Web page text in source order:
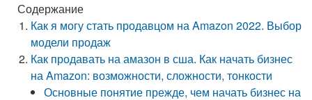
Содержание
Как я могу стать продавцом на Amazon 2022. Выбор
модели продаж
Как продавать на амазон в сша. Как начать бизнес
на Amazon: возможности, сложности, тонкости
Основные понятие прежде, чем начать бизнес на